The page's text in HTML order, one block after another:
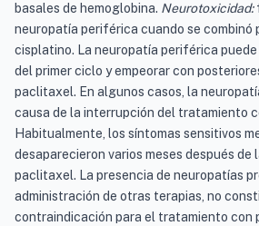
basales de hemoglobina. Neurotoxicidad:
neuropatía periférica cuando se combinó
cisplatino. La neuropatía periférica
del primer ciclo y empeorar con
paclitaxel. En algunos casos, la
causa de la interrupción del tratamiento
Habitualmente, los síntomas sensitivos
desaparecieron varios meses después de
paclitaxel. La presencia de neuropatías
administración de otras terapias, no
contraindicación para el tratamiento con